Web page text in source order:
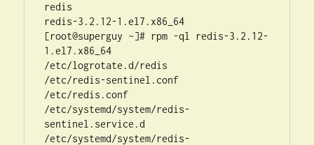
redis
redis-3.2.12-1.el7.x86_64
[root@superguy ~]# rpm -ql redis-3.2.12-
1.el7.x86_64
/etc/logrotate.d/redis
/etc/redis-sentinel.conf
/etc/redis.conf
/etc/systemd/system/redis-
sentinel.service.d
/etc/systemd/system/redis-